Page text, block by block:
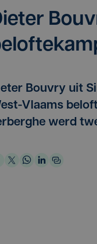
Bouvry uit
Vlaams
werd